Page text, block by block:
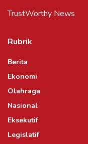
TrustWorthy News
Rubrik
Berita
Ekonomi
Olahraga
Nasional
Eksekutif
Legislatif